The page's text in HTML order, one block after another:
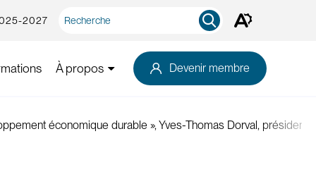
2027
rapide
Ouvrez
d'outils
d'accessibilité.
À propos Devenir membre
économique durable », Yves-Thomas Dorval,